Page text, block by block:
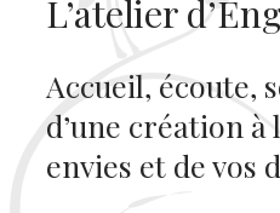
L’atelier
Accueil, écoute,
d’une création à
envies et de vos